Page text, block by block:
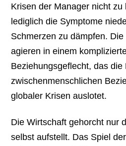
Krisen der Manager nicht zu
lediglich die Symptome
Schmerzen zu dämpfen.
agieren in einem
Beziehungsgeflecht, das die
zwischenmenschlichen
globaler Krisen auslotet.
Die Wirtschaft gehorcht nur
selbst aufstellt. Das Spiel